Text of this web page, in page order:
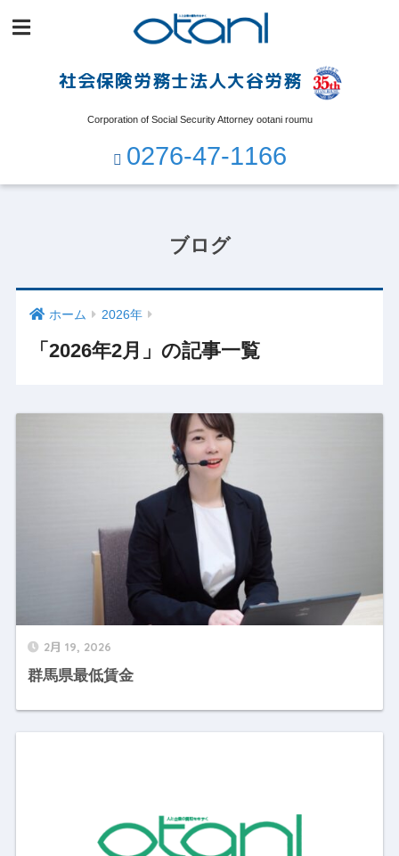
社会保険労務士法人大谷労務
Corporation of Social Security Attorney ootani roumu
0276-47-1166
ブログ
ホーム 2026年
「2026年2月」の記事一覧
2月 19, 2026
群馬県最低賃金